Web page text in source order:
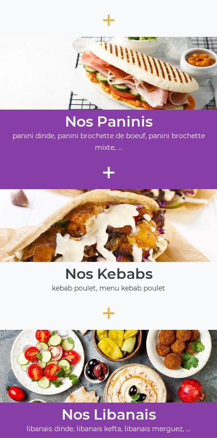
+
Nos Paninis
panini dinde, panini brochette de boeuf, panini brochette
mixte, ...
+
Nos Kebabs
kebab poulet, menu kebab poulet
+
Nos Libanais
libanais dinde, libanais kefta, libanais merguez, ...